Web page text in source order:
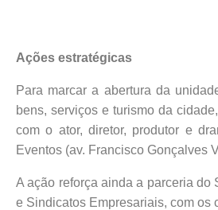
Ações estratégicas
Para marcar a abertura da
bens, serviços e turismo da
com o ator, diretor, produtor e
Eventos (av. Francisco Gonçalves
A ação reforça ainda a parceria do
e Sindicatos Empresariais, com os